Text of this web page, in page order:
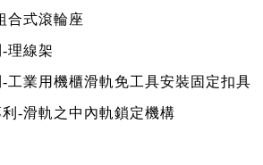
合式滾輪座
理線架
工業用機櫃滑軌免工具安裝固定扣具
-滑軌之中內軌鎖定機構